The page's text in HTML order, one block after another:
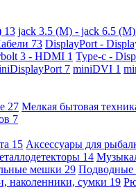
13 jack 3.5 (M) - jack 6.5
73 DisplayPort -
3 - HDMI 1 Type-c -
7 miniDVI 1
27 Мелкая бытовая
7
15 Аксессуары для
14
мешки 29 Подводные
наколенники, сумки 19